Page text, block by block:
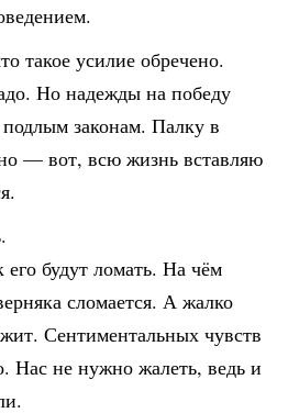
такое усилие обречено.
Но надежды на победу
законам. Палку в
— вот, всю жизнь вставляю
его будут ломать. На чём
сломается. А жалко
Сентиментальных чувств
Нас не нужно жалеть, ведь и